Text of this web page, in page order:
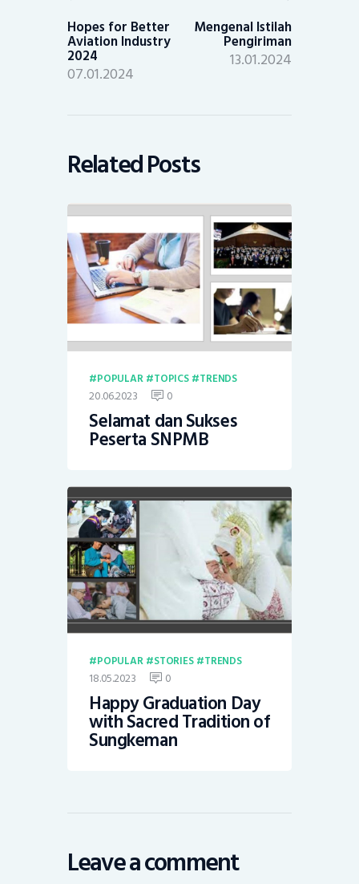
post:
Hopes for Better
Aviation Industry
2024
07.01.2024
Mengenal Istilah
Pengiriman
13.01.2024
Related Posts
POPULAR TOPICS TRENDS
20.06.2023 0
Selamat dan Sukses
Peserta SNPMB
POPULAR STORIES TRENDS
18.05.2023 0
Happy Graduation Day
with Sacred Tradition of
Sungkeman
Leave a comment